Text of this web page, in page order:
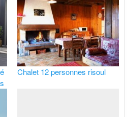
Chalet 12 personnes risoul